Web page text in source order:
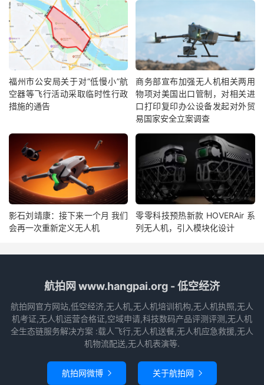
福州市公安局关于对“低慢小”航
空器等飞行活动采取临时性行政
措施的通告
商务部宣布加强无人机相关两用
物项对美国出口管制，对相关进
口打印复印办公设备发起对外贸
易国家安全立案调查
影石刘靖康：接下来一个月 我们
会再一次重新定义无人机
零零科技预热新款 HOVERAir 系
列无人机，引入模块化设计
航拍网 www.hangpai.org - 低空经济
航拍网官方网站,低空经济,无人机,无人机培训机构,无人机执照,无人
机考证,无人机运营合格证,空域申请,科技数码产品评测评测,无人机
全生态链服务解决方案 :载人飞行,无人机送餐,无人机应急救援,无人
机物流配送,无人机表演等.
航拍网微博  关于航拍网 